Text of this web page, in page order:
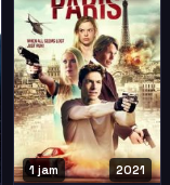
2021
1 jam